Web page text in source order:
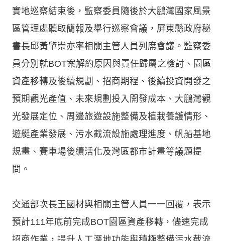
實地巡察結束後，監察委員隨後於大鵬灣國家風景
區管理處聽取簡報及舉行巡察會議，屏東縣政府秘
書長邱黃肇崇亦率相關主管人員列席會議。監察委
員分別就BOT案解約原因與責任歸屬之檢討、園區
資產移轉及後續規劃、招商期程、後續投資開發之
預期觀光產值、未來規劃投入開發成本、大鵬灣觀
光發展定位、周邊旅遊設施整備及植栽養護情形、
遊艇產業發展、污水截流設施處理進度、帆船基地
規畫、賽車場後續活化及灣區都市計畫等議題提
問。
交通部次長王國材與相關主管人員一一回覆，表示
預計111年底前完成BOT園區資產移轉，儘速完成